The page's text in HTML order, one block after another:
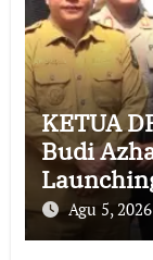
KETUA
Budi
Agu 5, 2026